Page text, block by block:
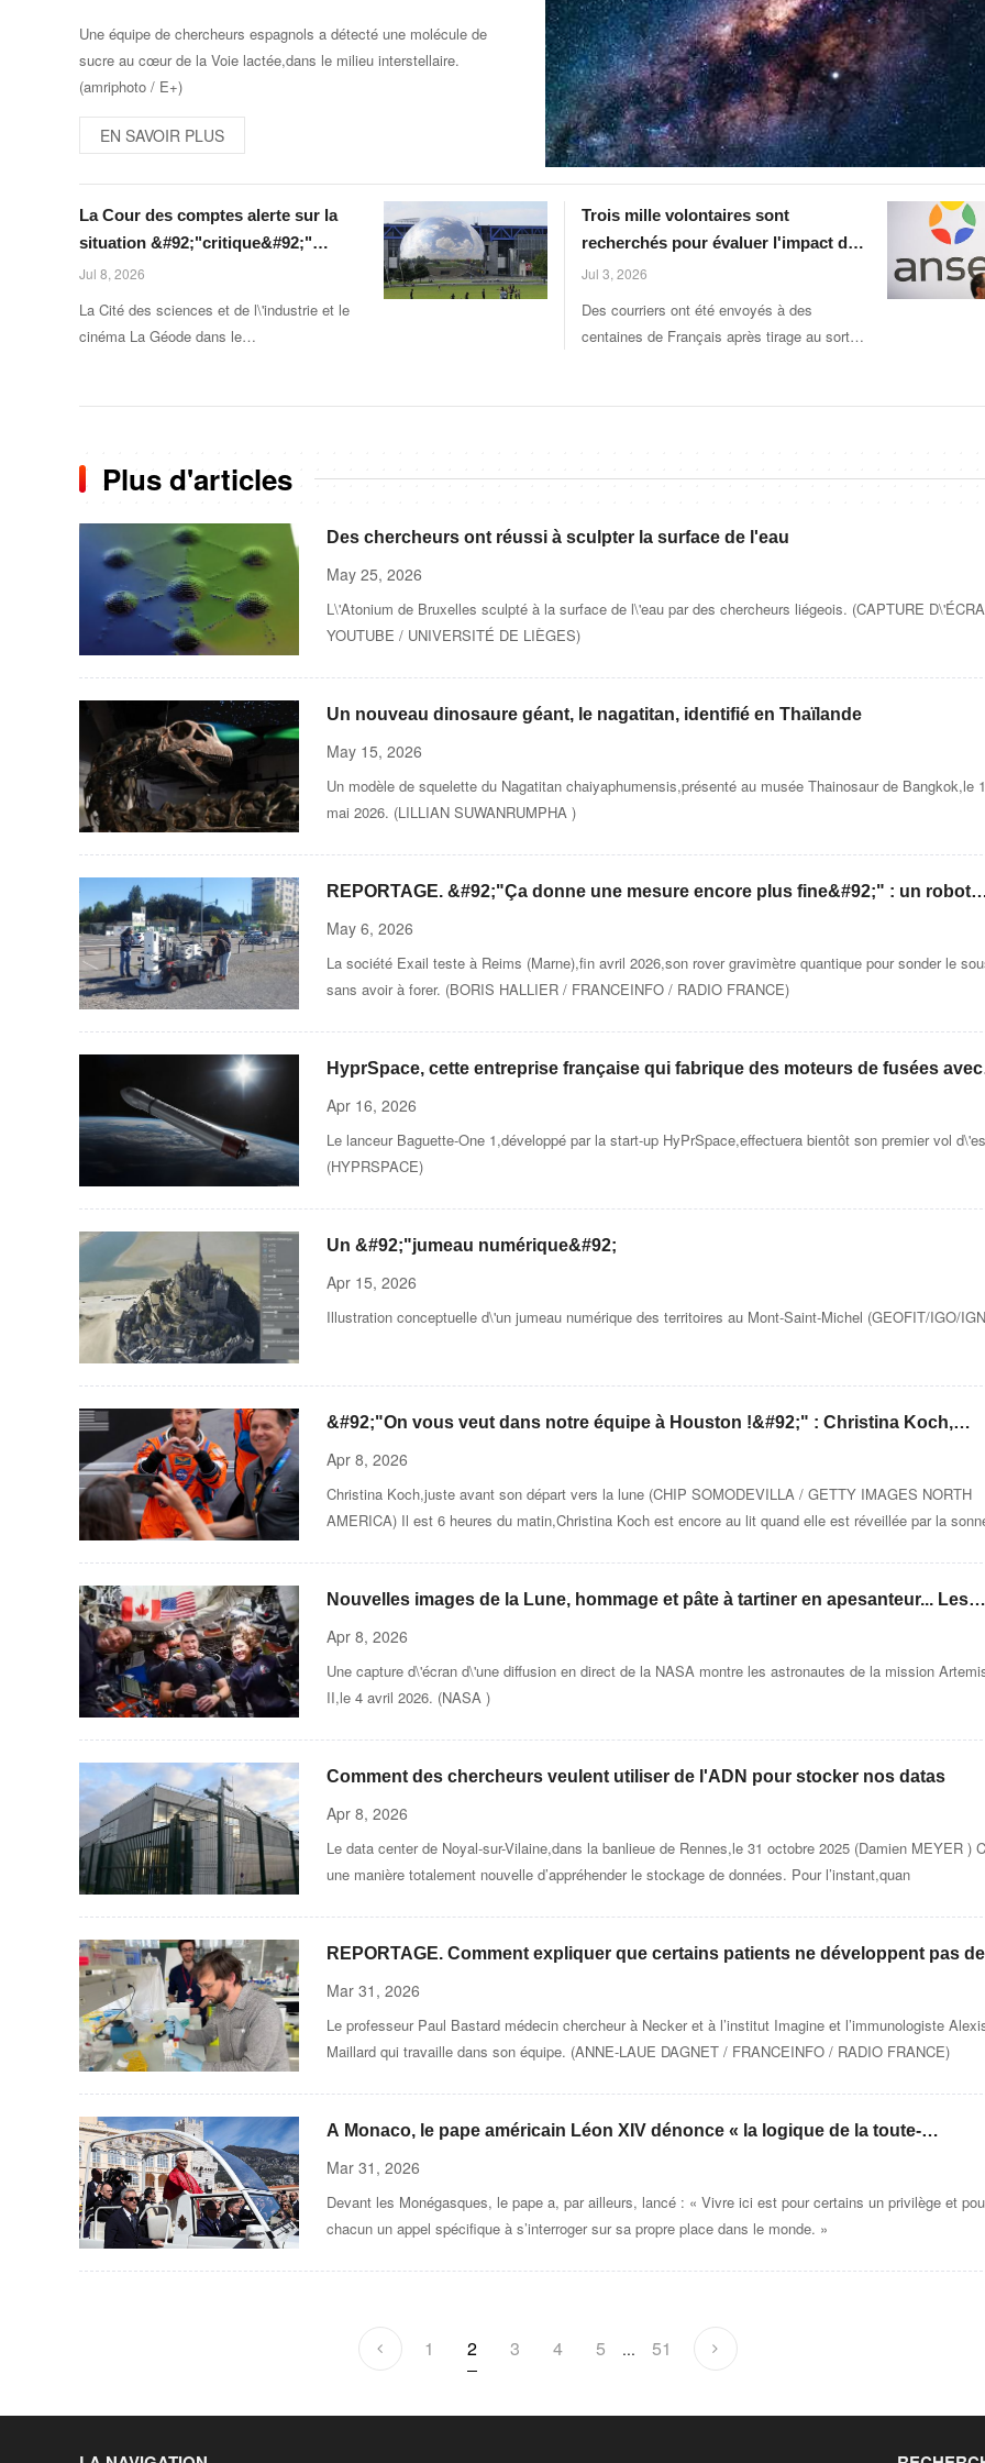
Une équipe de chercheurs espagnols a détecté une molécule de
sucre au cœur de la Voie lactée,dans le milieu interstellaire.
(amriphoto / E+)
EN SAVOIR PLUS
La Cour des comptes alerte sur la
situation &#92;"critique&#92;"
d'Universcience, établissement
Jul 8, 2026
La Cité des sciences et de l\'industrie et le
cinéma La Géode dans le
Trois mille volontaires sont
recherchés pour évaluer l'impact de
la pollution environnementale sur la
Jul 3, 2026
Des courriers ont été envoyés à des
centaines de Français après tirage au sort.
Plus d'articles
Des chercheurs ont réussi à sculpter la surface de l'eau
May 25, 2026
L\'Atonium de Bruxelles sculpté à la surface de l\'eau par des chercheurs liégeois. (CAPTURE
YOUTUBE / UNIVERSITÉ DE LIÈGES)
Un nouveau dinosaure géant, le nagatitan, identifié en Thaïlande
May 15, 2026
Un modèle de squelette du Nagatitan chaiyaphumensis,présenté au musée Thainosaur de Bangkok,le
mai 2026. (LILLIAN SUWANRUMPHA )
REPORTAGE. &#92;"Ça donne une mesure encore plus fine&#92;" : un robot
télécommandé pour cartographier les sous-sols sans avoir à forer
May 6, 2026
La société Exail teste à Reims (Marne),fin avril 2026,son rover gravimètre quantique pour sonder le
sans avoir à forer. (BORIS HALLIER / FRANCEINFO / RADIO FRANCE)
HyprSpace, cette entreprise française qui fabrique des moteurs de fusées avec
des tubes en plastique et qui in
Apr 16, 2026
Le lanceur Baguette-One 1,développé par la start-up HyPrSpace,effectuera bientôt son premier vol
(HYPRSPACE)
Un &#92;"jumeau numérique&#92;
Apr 15, 2026
Illustration conceptuelle d\'un jumeau numérique des territoires au Mont-Saint-Michel (GEOFIT/IGO/
&#92;"On vous veut dans notre équipe à Houston !&#92;" : Christina Koch,
première femme à voyager vers la Lune, raconte
Apr 8, 2026
Christina Koch,juste avant son départ vers la lune (CHIP SOMODEVILLA / GETTY IMAGES NORTH
AMERICA) Il est 6 heures du matin,Christina Koch est encore au lit quand elle est réveillée par la
Nouvelles images de la Lune, hommage et pâte à tartiner en apesanteur... Les
moments marquants de la mission A
Apr 8, 2026
Une capture d\'écran d\'une diffusion en direct de la NASA montre les astronautes de la mission
II,le 4 avril 2026. (NASA )
Comment des chercheurs veulent utiliser de l'ADN pour stocker nos datas
Apr 8, 2026
Le data center de Noyal-sur-Vilaine,dans la banlieue de Rennes,le 31 octobre 2025 (Damien MEYER )
une manière totalement nouvelle d’appréhender le stockage de données. Pour l’instant,quan
REPORTAGE. Comment expliquer que certains patients ne développent pas de
cancer malgré tous les facteurs de ri
Mar 31, 2026
Le professeur Paul Bastard médecin chercheur à Necker et à l’institut Imagine et l’immunologiste
Maillard qui travaille dans son équipe. (ANNE-LAUE DAGNET / FRANCEINFO / RADIO FRANCE)
A Monaco, le pape américain Léon XIV dénonce « la logique de la toute-
puissance » qui blesse « le monde et compromet la paix »
Mar 31, 2026
Devant les Monégasques, le pape a, par ailleurs, lancé : « Vivre ici est pour certains un privilège et
chacun un appel spécifique à s’interroger sur sa propre place dans le monde. »
1 2 3 4 5 ... 51